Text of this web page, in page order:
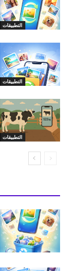
التطبيقات
التطبيقات
التطبيقات